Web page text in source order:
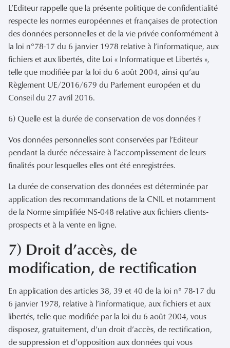
L’Editeur rappelle que la présente politique de confidentialité
respecte les normes européennes et françaises de protection
des données personnelles et de la vie privée conformément à
la loi n°78-17 du 6 janvier 1978 relative à l’informatique, aux
fichiers et aux libertés, dite Loi « Informatique et Libertés »,
telle que modifiée par la loi du 6 août 2004, ainsi qu’au
Règlement UE/2016/679 du Parlement européen et du
Conseil du 27 avril 2016.
6) Quelle est la durée de conservation de vos données ?
Vos données personnelles sont conservées par l’Editeur
pendant la durée nécessaire à l’accomplissement de leurs
finalités pour lesquelles elles ont été enregistrées.
La durée de conservation des données est déterminée par
application des recommandations de la CNIL et notamment
de la Norme simplifiée NS-048 relative aux fichiers clients-
prospects et à la vente en ligne.
7) Droit d’accès, de
modification, de rectification
En application des articles 38, 39 et 40 de la loi n° 78-17 du
6 janvier 1978, relative à l’informatique, aux fichiers et aux
libertés, telle que modifiée par la loi du 6 août 2004, vous
disposez, gratuitement, d’un droit d’accès, de rectification,
de suppression et d’opposition aux données qui vous